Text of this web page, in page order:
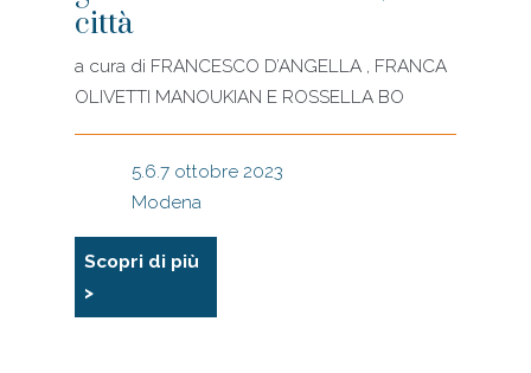
città
a cura di FRANCESCO D’ANGELLA , FRANCA
OLIVETTI MANOUKIAN E ROSSELLA BO
5.6.7 ottobre 2023
Modena
Scopri di più
>